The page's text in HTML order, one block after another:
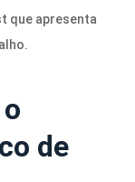
que apresenta
de